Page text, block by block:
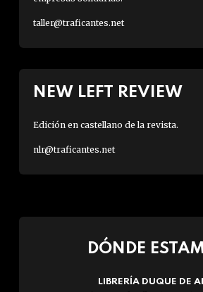
taller@traficantes.net
NEW LEFT REVIEW
Edición en castellano de la revista.
nlr@traficantes.net
DÓNDE
LIBRERÍA DUQUE DE